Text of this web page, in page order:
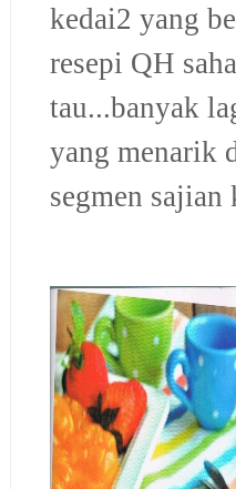
kedai2 yang
resepi QH
tau...banyak
yang menarik
segmen